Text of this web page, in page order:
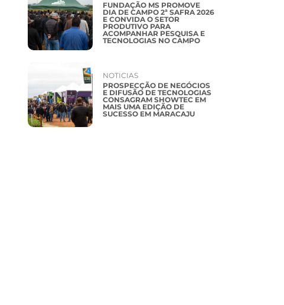
FUNDAÇÃO MS PROMOVE
DIA DE CAMPO 2ª SAFRA 2026
E CONVIDA O SETOR
PRODUTIVO PARA
ACOMPANHAR PESQUISA E
TECNOLOGIAS NO CAMPO
NOTICIAS
PROSPECÇÃO DE NEGÓCIOS
E DIFUSÃO DE TECNOLOGIAS
CONSAGRAM SHOWTEC EM
MAIS UMA EDIÇÃO DE
SUCESSO EM MARACAJU